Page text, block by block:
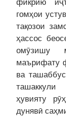
гомҳои
тақозои
ҳассос
омӯзишу
маърифату
ва
ҳувияту
дунявӣ